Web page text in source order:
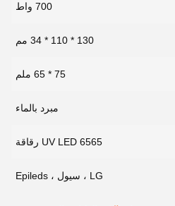
700 واط
130 * 110 * 34 مم
75 * 65 ملم
مبرد بالماء
6565 UV LED رقاقة
LG ، سيول ، Epileds